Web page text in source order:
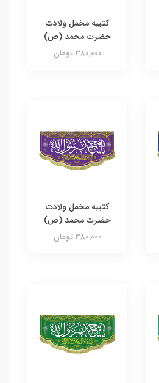
کتیبه مخمل ولادت
حضرت محمد (ص)
380,000 تومان
کتیبه مخمل ولادت
حضرت محمد (ص)
380,000 تومان